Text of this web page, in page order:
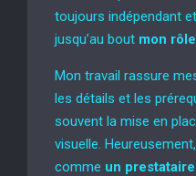
toujours indépendant
jusqu’au bout mon
Mon travail rassure
les détails et les
souvent la mise en
visuelle.
comme un